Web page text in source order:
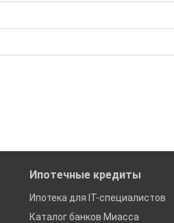
вам варианта
Ипотечные кредиты
Ипотека для IT-специалистов
Каталог банков Миасса